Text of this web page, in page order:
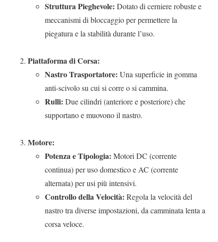
Struttura Pieghevole: Dotato di cerniere robuste e
meccanismi di bloccaggio per permettere la
piegatura e la stabilità durante l’uso.
Piattaforma di Corsa:
Nastro Trasportatore: Una superficie in gomma
anti-scivolo su cui si corre o si cammina.
Rulli: Due cilindri (anteriore e posteriore) che
supportano e muovono il nastro.
Motore:
Potenza e Tipologia: Motori DC (corrente
continua) per uso domestico e AC (corrente
alternata) per usi più intensivi.
Controllo della Velocità: Regola la velocità del
nastro tra diverse impostazioni, da camminata lenta a
corsa veloce.